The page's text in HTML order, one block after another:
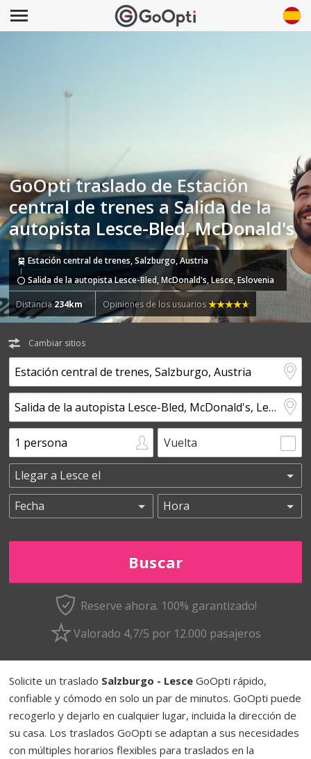
GoOpti traslado de Estación
central de trenes a Salida de la
autopista Lesce-Bled, McDonald's
Estación central de trenes, Salzburgo, Austria
Salida de la autopista Lesce-Bled, McDonald's, Lesce, Eslovenia
Distancia234km Opiniones de los usuarios
Cambiar sitios
Vuelta
Reserve ahora. 100% garantizado!
Valorado 4,7/5 por 12.000 pasajeros
Solicite un traslado Salzburgo - Lesce GoOpti rápido,
confiable y cómodo en solo un par de minutos. GoOpti puede
recogerlo y dejarlo en cualquier lugar, incluida la dirección de
su casa. Los traslados GoOpti se adaptan a sus necesidades
con múltiples horarios flexibles para traslados en la